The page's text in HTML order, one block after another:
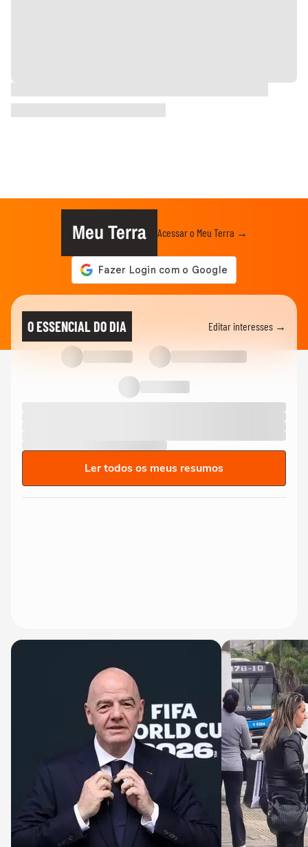
Meu Terra Acessar o Meu Terra →
O ESSENCIAL DO DIA Editar interesses →
Ler todos os meus resumos